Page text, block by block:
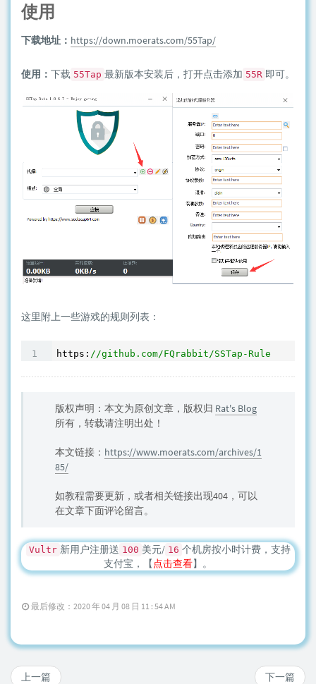
使用
下载地址： https://down.moerats.com/55Tap/
使用： 下载 55Tap 最新版本安装后，打开点击添加 55R 即可。
这里附上一些游戏的规则列表：
https: //github.com/FQrabbit/SSTap-Rule
版权声明：本文为原创文章，版权归 Rat's Blog
所有，转载请注明出处！
本文链接： https://www.moerats.com/archives/1
85/
如教程需要更新，或者相关链接出现404，可以
在文章下面评论留言。
Vultr 新用户注册送 100 美元/ 16 个机房按小时计费，支持
支付宝，【点击查看】。
最后修改：2020 年 04 月 08 日 11 : 54 AM
下一篇
上一篇